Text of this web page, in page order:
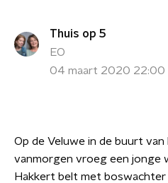
Thuis op 5
EO
04 maart 2020 22:00
Op de Veluwe in de buurt van
vanmorgen vroeg een jonge
Hakkert belt met